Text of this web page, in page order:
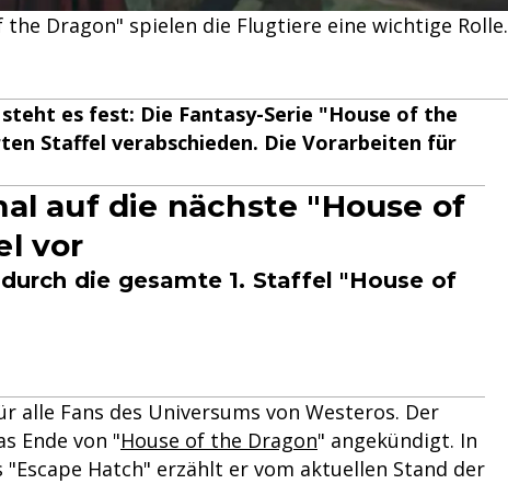
Dragon" spielen die Flugtiere eine wichtige Rolle.
es fest: Die Fantasy-Serie "House of the
Staffel verabschieden. Die Vorarbeiten für
auf die nächste "House of
vor
die gesamte 1. Staffel "House of
alle Fans des Universums von Westeros. Der
Ende von "House of the Dragon" angekündigt. In
"Escape Hatch" erzählt er vom aktuellen Stand der